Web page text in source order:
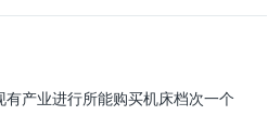
产业进行所能购买机床档次一个